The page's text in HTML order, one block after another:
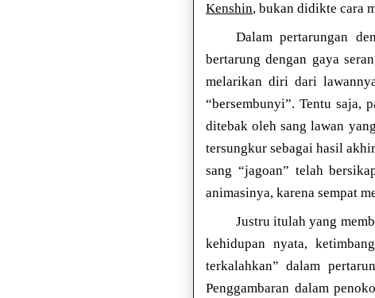
Kenshin, bukan didikte cara
Dalam pertarungan
bertarung dengan gaya
melarikan diri dari
“bersembunyi”. Tentu saja,
ditebak oleh sang lawan
tersungkur sebagai hasil
sang “jagoan” telah
animasinya, karena sempat
Justru itulah yang
kehidupan nyata,
terkalahkan” dalam
Penggambaran dalam